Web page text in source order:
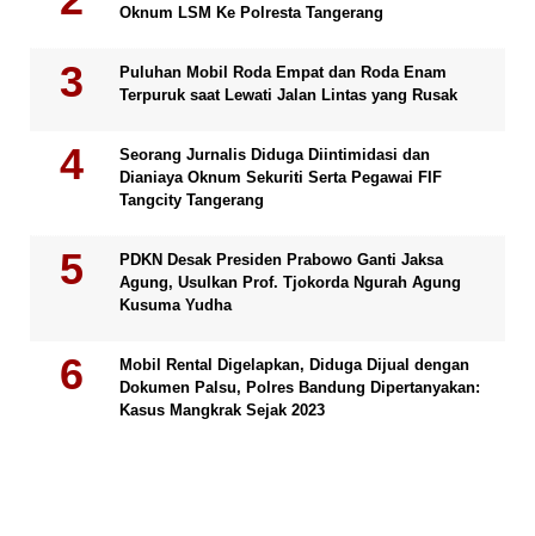
Oknum LSM Ke Polresta Tangerang
Puluhan Mobil Roda Empat dan Roda Enam
Terpuruk saat Lewati Jalan Lintas yang Rusak
Seorang Jurnalis Diduga Diintimidasi dan
Dianiaya Oknum Sekuriti Serta Pegawai FIF
Tangcity Tangerang
PDKN Desak Presiden Prabowo Ganti Jaksa
Agung, Usulkan Prof. Tjokorda Ngurah Agung
Kusuma Yudha
Mobil Rental Digelapkan, Diduga Dijual dengan
Dokumen Palsu, Polres Bandung Dipertanyakan:
Kasus Mangkrak Sejak 2023